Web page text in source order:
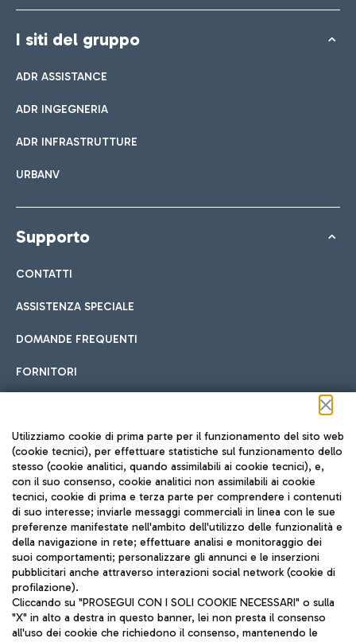
I siti del gruppo
ADR ASSISTANCE
ADR INGEGNERIA
ADR INFRASTRUTTURE
URBANV
Supporto
CONTATTI
ASSISTENZA SPECIALE
DOMANDE FREQUENTI
FORNITORI
Seguici sui social
TRAVEL JOURNAL
ITA
Utilizziamo cookie di prima parte per il funzionamento del sito web
(cookie tecnici), per effettuare statistiche sul funzionamento dello
stesso (cookie analitici, quando assimilabili ai cookie tecnici), e,
con il suo consenso, cookie analitici non assimilabili ai cookie
tecnici, cookie di prima e terza parte per comprendere i contenuti
di suo interesse; inviarle messaggi commerciali in linea con le sue
preferenze manifestate nell'ambito dell'utilizzo delle funzionalità e
della navigazione in rete; effettuare analisi e monitoraggio dei
suoi comportamenti; personalizzare gli annunci e le inserzioni
pubblicitari anche attraverso interazioni social network (cookie di
profilazione).
Cliccando su "PROSEGUI CON I SOLI COOKIE NECESSARI" o sulla
"X" in alto a destra in questo banner, lei non presta il consenso
all'uso dei cookie che richiedono il consenso, mantenendo le